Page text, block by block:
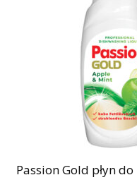
Passion Gold płyn